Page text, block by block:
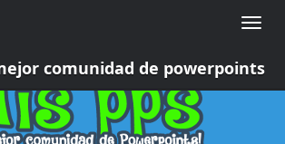
Toggle
comunidad de powerpoints